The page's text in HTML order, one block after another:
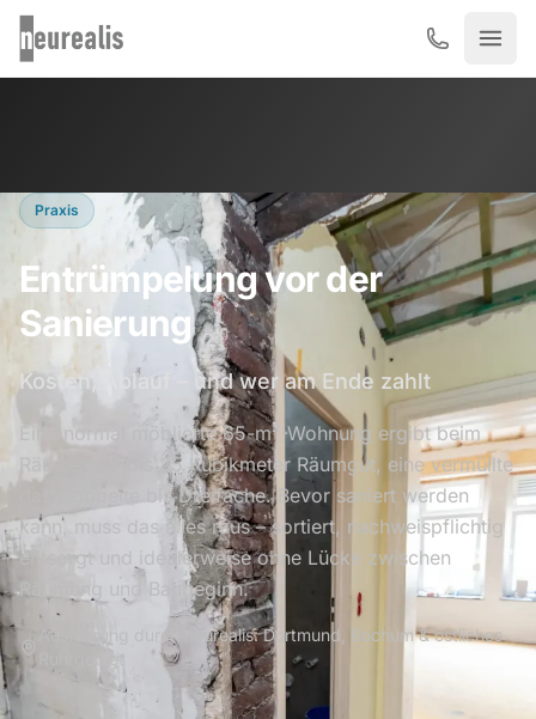
Zum Hauptinhalt springen
Praxis
Entrümpelung vor der
Sanierung
Kosten, Ablauf – und wer am Ende zahlt
Eine normal möblierte 65-m²-Wohnung ergibt beim
Räumen 20 bis 25 Kubikmeter Räumgut, eine vermüllte
das Doppelte bis Dreifache. Bevor saniert werden
kann, muss das alles raus – sortiert, nachweispflichtig
entsorgt und idealerweise ohne Lücke zwischen
Räumung und Baubeginn.
Ausführung durch neurealis: Dortmund, Bochum & östliches